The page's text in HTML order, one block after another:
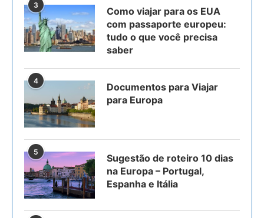
3
Como viajar para os EUA
com passaporte europeu:
tudo o que você precisa
saber
4
Documentos para Viajar
para Europa
5
Sugestão de roteiro 10 dias
na Europa – Portugal,
Espanha e Itália